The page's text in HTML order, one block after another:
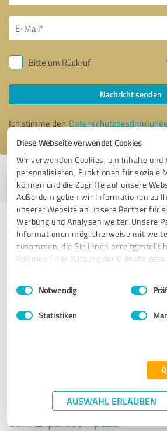
Diese Webseite verwendet Cookies
Wir verwenden Cookies, um Inhalte und
personalisieren, Funktionen für soziale
können und die Zugriffe auf unsere
Außerdem geben wir Informationen zu
unserer Website an unsere Partner für
Werbung und Analysen weiter. Unsere
Informationen möglicherweise mit
zusammen, die Sie ihnen bereitgestellt
Rahmen Ihrer Nutzung der Dienste
Impressum Datenschutzbestimmungen
Einwilligungsauswahl
Notwendig
Statistiken
AUSWAHL ERLAUBEN
Bitte um Rückruf
Nachricht senden
Ich stimme den
Profil aktiv seit 20.04.2022 |Letzte
melden
Erfahrungen zu
Anbietern aus dem
Coaching
Datingfotografie
Tipp: Die passenden
dem ExpertCompass